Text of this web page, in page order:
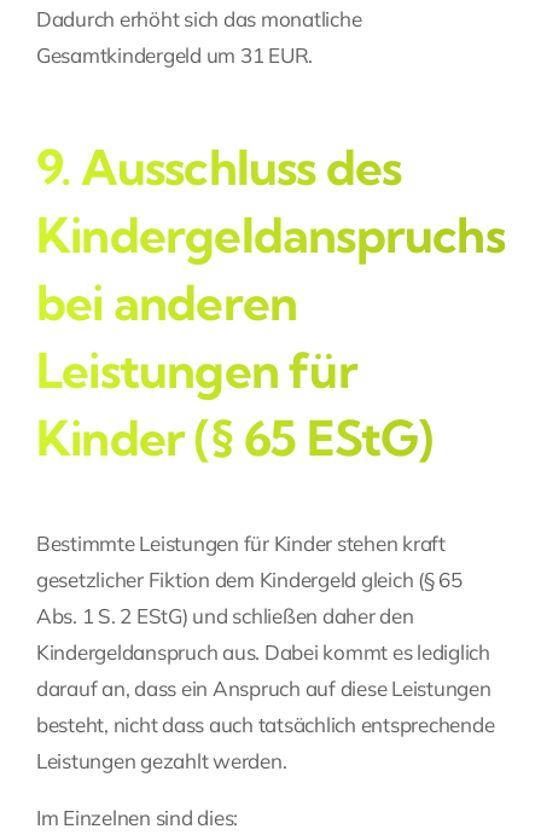
Dadurch erhöht sich das monatliche
Gesamtkindergeld um 31 EUR.
9. Ausschluss des
Kindergeldanspruchs
bei anderen
Leistungen für
Kinder (§ 65 EStG)
Bestimmte Leistungen für Kinder stehen kraft
gesetzlicher Fiktion dem Kindergeld gleich (§ 65
Abs. 1 S. 2 EStG) und schließen daher den
Kindergeldanspruch aus. Dabei kommt es lediglich
darauf an, dass ein Anspruch auf diese Leistungen
besteht, nicht dass auch tatsächlich entsprechende
Leistungen gezahlt werden.
Im Einzelnen sind dies: